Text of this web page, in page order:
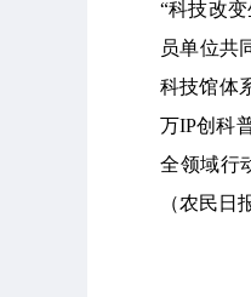
“科技改
员单位共
科技馆体
万IP创科
全领域行
（农民日